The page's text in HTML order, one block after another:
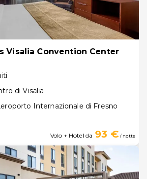
Visalia Convention Center
di Visalia
Internazionale di Fresno
Volo + Hotel da 93 €/ notte